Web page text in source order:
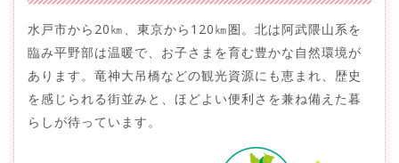
水戸市から20㎞、東京から120㎞圏。北は阿武隈山系を
臨み平野部は温暖で、お子さまを育む豊かな自然環境が
あります。竜神大吊橋などの観光資源にも恵まれ、歴史
を感じられる街並みと、ほどよい便利さを兼ね備えた暮
らしが待っています。